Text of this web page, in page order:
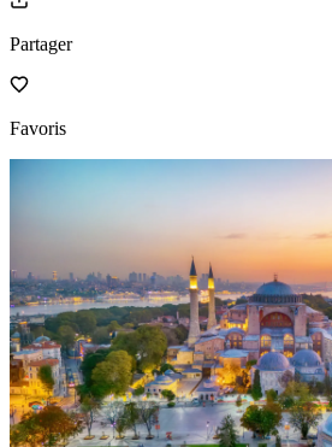
Partager
Favoris